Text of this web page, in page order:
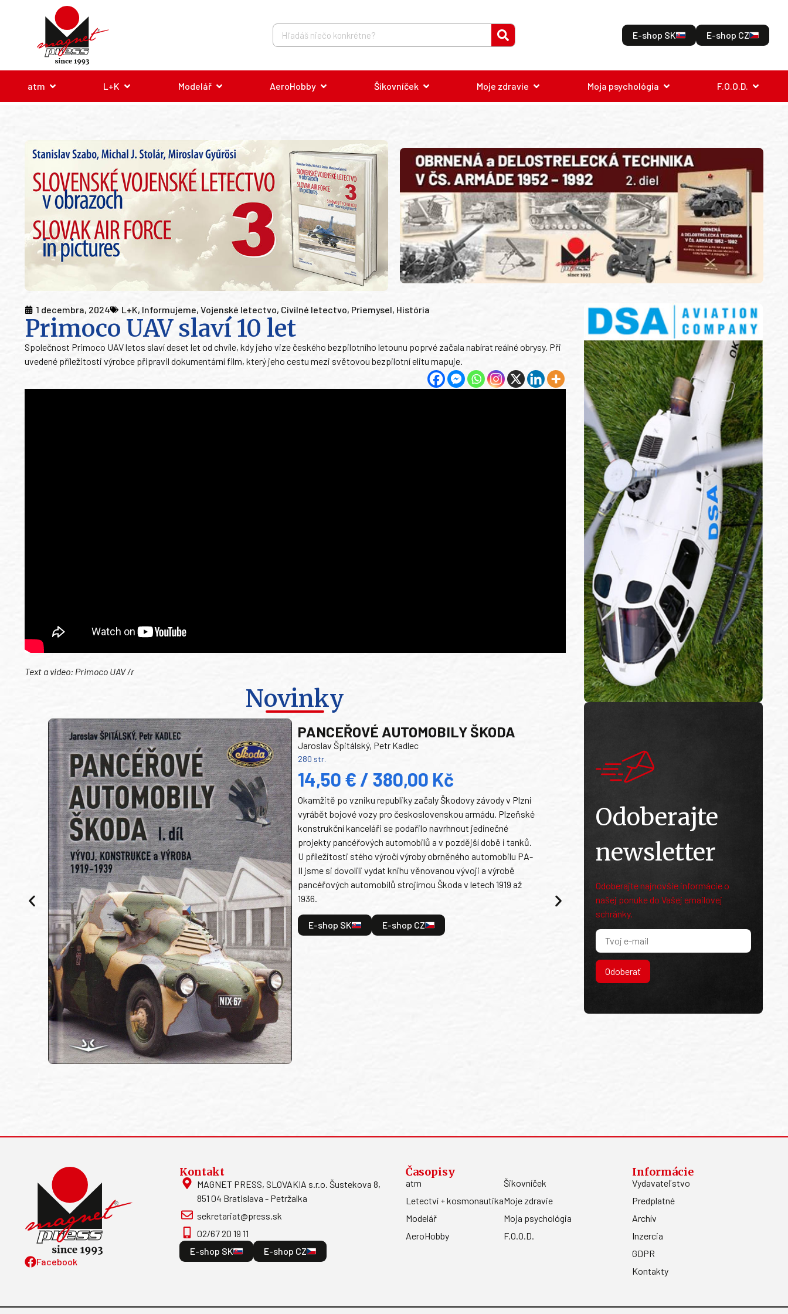
E-shop SK E-shop CZ
atm L+K Modelář AeroHobby Šikovníček Moje zdravie Moja psychológia F.O.O.D.
1 decembra, 2024 L+K, Informujeme, Vojenské letectvo, Civilné letectvo, Priemysel, História
Primoco UAV slaví 10 let
Společnost Primoco UAV letos slaví deset let od chvíle, kdy jeho vize českého bezpilotního letounu poprvé začala nabírat reálné obrysy. Při
uvedené příležitosti výrobce připravil dokumentární film, který jeho cestu mezi světovou bezpilotní elitu mapuje.
Text a video: Primoco UAV /r
Novinky
PANCEŘOVÉ AUTOMOBILY ŠKODA
Jaroslav Špitálský, Petr Kadlec
280 str.
14,50 € / 380,00 Kč
Okamžitě po vzniku republiky začaly Škodovy závody v Plzni
vyrábět bojové vozy pro československou armádu. Plzeňské
konstrukční kanceláři se podařilo navrhnout jedinečné
projekty pancéřových automobilů a v pozdější době i tanků.
U příležitosti stého výročí výroby obrněného automobilu PA-
II jsme si dovolili vydat knihu věnovanou vývoji a výrobě
pancéřových automobilů strojírnou Škoda v letech 1919 až
1936.
E-shop SK E-shop CZ
Odoberajte
newsletter
Odoberajte najnovšie informácie o
našej ponuke do Vašej emailovej
schránky.
Odoberať
Facebook
Kontakt
MAGNET PRESS, SLOVAKIA s.r.o. Šustekova 8,
851 04 Bratislava - Petržalka
sekretariat@press.sk
02/67 20 19 11
E-shop SK
E-shop CZ
Časopisy
atm
Letectví + kosmonautika
Modelář
AeroHobby
Šikovníček
Moje zdravie
Moja psychológia
F.O.O.D.
Informácie
Vydavateľstvo
Predplatné
Archív
Inzercia
GDPR
Kontakty